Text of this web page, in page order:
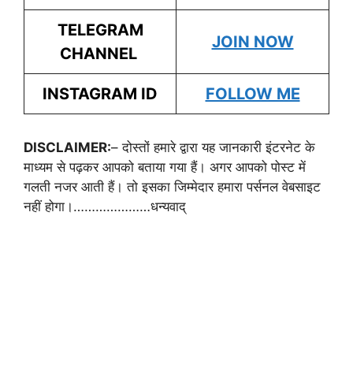
TELEGRAM
CHANNEL
JOIN NOW
INSTAGRAM ID FOLLOW ME
DISCLAIMER:– दोस्तों हमारे द्वारा यह जानकारी इंटरनेट के
माध्यम से पढ़कर आपको बताया गया हैं। अगर आपको पोस्ट में
गलती नजर आती हैं। तो इसका जिम्मेदार हमारा पर्सनल वेबसाइट
नहीं होगा।…………………धन्यवाद्